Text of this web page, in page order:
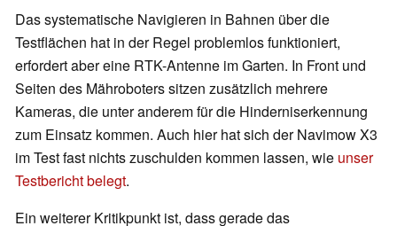
Das systematische Navigieren in Bahnen über die
Testflächen hat in der Regel problemlos funktioniert,
erfordert aber eine RTK-Antenne im Garten. In Front und
Seiten des Mähroboters sitzen zusätzlich mehrere
Kameras, die unter anderem für die Hinderniserkennung
zum Einsatz kommen. Auch hier hat sich der Navimow X3
im Test fast nichts zuschulden kommen lassen, wie unser
Testbericht belegt.
Ein weiterer Kritikpunkt ist, dass gerade das